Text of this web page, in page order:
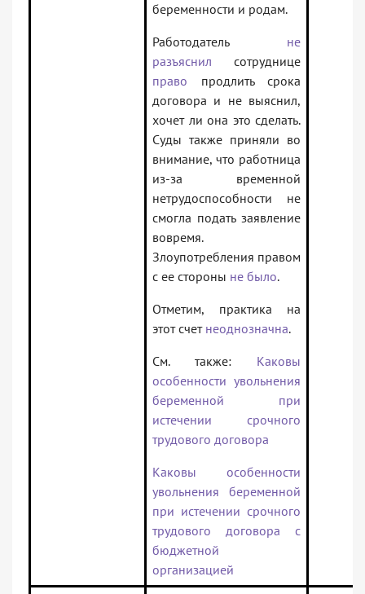
беременности и родам.
Работодатель не
разъяснил сотруднице
право продлить срока
договора и не выяснил,
хочет ли она это сделать.
Суды также приняли во
внимание, что работница
из-за временной
нетрудоспособности не
смогла подать заявление
вовремя.
Злоупотребления правом
с ее стороны не было.
Отметим, практика на
этот счет неоднозначна.
См. также: Каковы
особенности увольнения
беременной при
истечении срочного
трудового договора
Каковы особенности
увольнения беременной
при истечении срочного
трудового договора с
бюджетной
организацией